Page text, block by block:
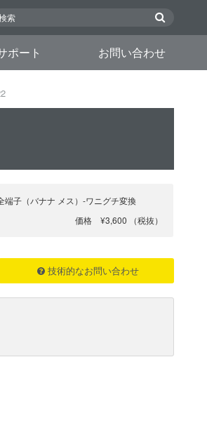
ポート お問い合わせ
子（バナナ メス）-ワニグチ変換
価格 ¥3,600 （税抜）
技術的なお問い合わせ